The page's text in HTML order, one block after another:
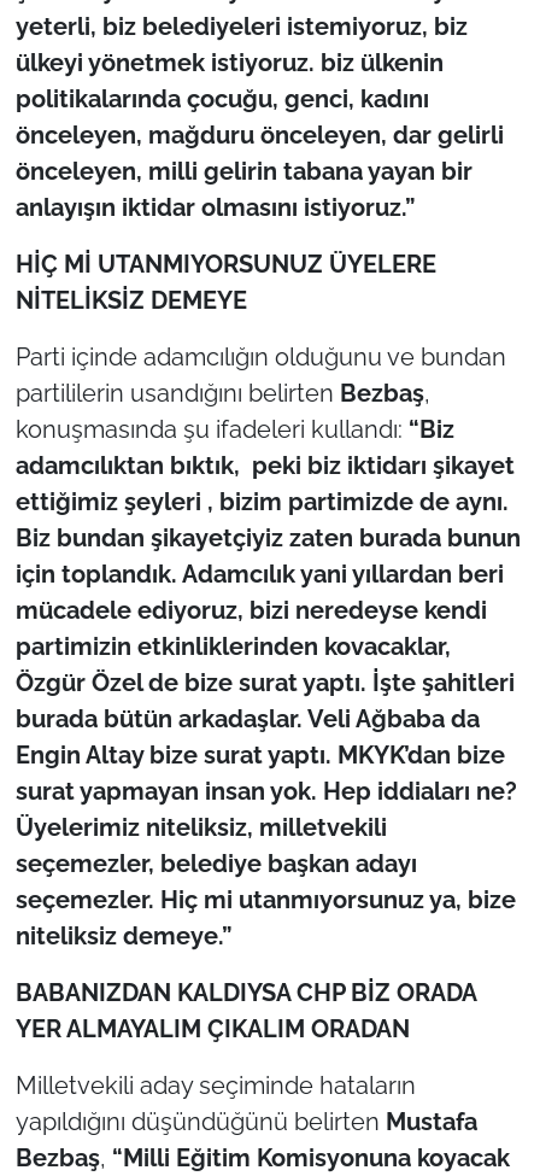
yeterli, biz belediyeleri istemiyoruz, biz
ülkeyi yönetmek istiyoruz. biz ülkenin
politikalarında çocuğu, genci, kadını
önceleyen, mağduru önceleyen, dar gelirli
önceleyen, milli gelirin tabana yayan bir
anlayışın iktidar olmasını istiyoruz.”
HİÇ Mİ UTANMIYORSUNUZ ÜYELERE
NİTELİKSİZ DEMEYE
Parti içinde adamcılığın olduğunu ve bundan
partililerin usandığını belirten Bezbaş,
konuşmasında şu ifadeleri kullandı: “Biz
adamcılıktan bıktık, peki biz iktidarı şikayet
ettiğimiz şeyleri , bizim partimizde de aynı.
Biz bundan şikayetçiyiz zaten burada bunun
için toplandık. Adamcılık yani yıllardan beri
mücadele ediyoruz, bizi neredeyse kendi
partimizin etkinliklerinden kovacaklar,
Özgür Özel de bize surat yaptı. İşte şahitleri
burada bütün arkadaşlar. Veli Ağbaba da
Engin Altay bize surat yaptı. MKYK’dan bize
surat yapmayan insan yok. Hep iddiaları ne?
Üyelerimiz niteliksiz, milletvekili
seçemezler, belediye başkan adayı
seçemezler. Hiç mi utanmıyorsunuz ya, bize
niteliksiz demeye.”
BABANIZDAN KALDIYSA CHP BİZ ORADA
YER ALMAYALIM ÇIKALIM ORADAN
Milletvekili aday seçiminde hataların
yapıldığını düşündüğünü belirten Mustafa
Bezbaş, “Milli Eğitim Komisyonuna koyacak